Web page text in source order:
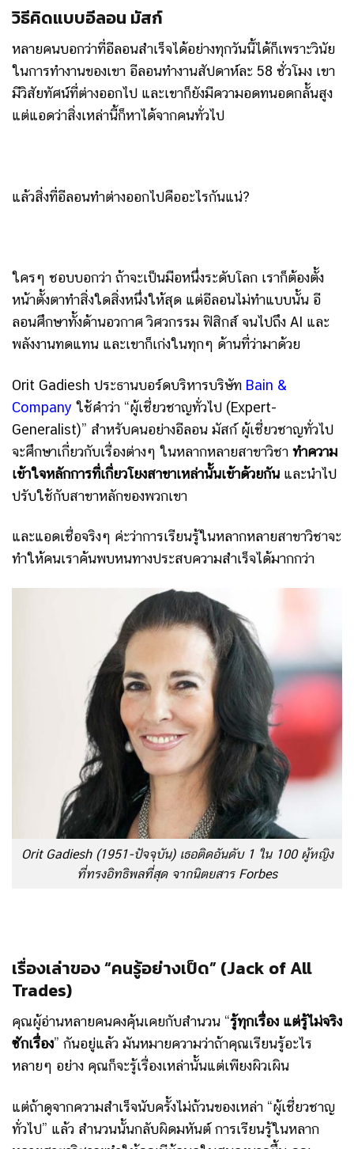
วิธีคิดแบบอีลอน มัสก์
หลายคนบอกว่าที่อีลอนสำเร็จได้อย่างทุกวันนี้ได้ก็เพราะวินัย
ในการทำงานของเขา อีลอนทำงานสัปดาห์ละ 58 ชั่วโมง เขา
มีวิสัยทัศน์ที่ต่างออกไป และเขาก็ยังมีความอดทนอดกลั้นสูง
แต่แอดว่าสิ่งเหล่านี้ก็หาได้จากคนทั่วไป
แล้วสิ่งที่อีลอนทำต่างออกไปคืออะไรกันแน่?
ใครๆ ชอบบอกว่า ถ้าจะเป็นมือหนึ่งระดับโลก เราก็ต้องตั้ง
หน้าตั้งตาทำสิ่งใดสิ่งหนึ่งให้สุด แต่อีลอนไม่ทำแบบนั้น อี
ลอนศึกษาทั้งด้านอวกาศ วิศวกรรม ฟิสิกส์ จนไปถึง AI และ
พลังงานทดแทน และเขาก็เก่งในทุกๆ ด้านที่ว่ามาด้วย
Orit Gadiesh ประธานบอร์ดบริหารบริษัท Bain &
Company ใช้คำว่า “ผู้เชี่ยวชาญทั่วไป (Expert-
Generalist)” สำหรับคนอย่างอีลอน มัสก์ ผู้เชี่ยวชาญทั่วไป
จะศึกษาเกี่ยวกับเรื่องต่างๆ ในหลากหลายสาขาวิชา ทำความ
เข้าใจหลักการที่เกี่ยวโยงสาขาเหล่านั้นเข้าด้วยกัน และนำไป
ปรับใช้กับสาขาหลักของพวกเขา
และแอดเชื่อจริงๆ ค่ะว่าการเรียนรู้ในหลากหลายสาขาวิชาจะ
ทำให้คนเราค้นพบหนทางประสบความสำเร็จได้มากกว่า
Orit Gadiesh (1951-ปัจจุบัน) เธอติดอันดับ 1 ใน 100 ผู้หญิง
ที่ทรงอิทธิพลที่สุด จากนิตยสาร Forbes
เรื่องเล่าของ “คนรู้อย่างเป็ด” (Jack of All
Trades)
คุณผู้อ่านหลายคนคงคุ้นเคยกับสำนวน “รู้ทุกเรื่อง แต่รู้ไม่จริง
ซักเรื่อง” กันอยู่แล้ว มันหมายความว่าถ้าคุณเรียนรู้อะไร
หลายๆ อย่าง คุณก็จะรู้เรื่องเหล่านั้นแต่เพียงผิวเผิน
แต่ถ้าดูจากความสำเร็จนับครั้งไม่ถ้วนของเหล่า “ผู้เชี่ยวชาญ
ทั่วไป” แล้ว สำนวนนั้นกลับผิดมหันต์ การเรียนรู้ในหลาก